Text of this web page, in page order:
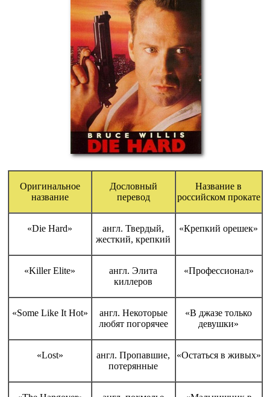
Оригинальное
название
Дословный
перевод
Название в
российском прокате
«Die Hard»
англ. Твердый,
жесткий, крепкий
«Крепкий орешек»
«Killer Elite»
англ. Элита
киллеров
«Профессионал»
«Some Like It Hot»
англ. Некоторые
любят погорячее
«В джазе только
девушки»
«Lost»
англ. Пропавшие,
потерянные
«Остаться в живых»